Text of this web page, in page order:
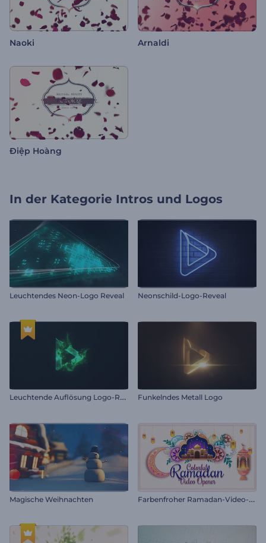
Naoki Arnaldi
Điệp Hoàng
In der Kategorie Intros und Logos
Leuchtendes Neon-Logo Reveal Neonschild-Logo-Reveal
L
euchtende Auflösung Logo-Reveal Funkelndes Metall Logo
Magische Weihnachten F
arbenfroher Ramadan-Video-Opener